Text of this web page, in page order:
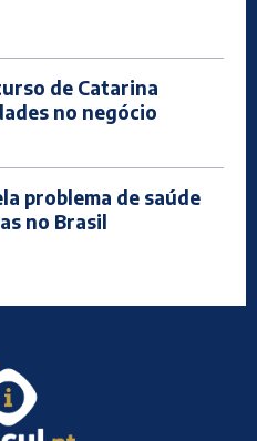
de Catarina
no negócio
problema de saúde
no Brasil